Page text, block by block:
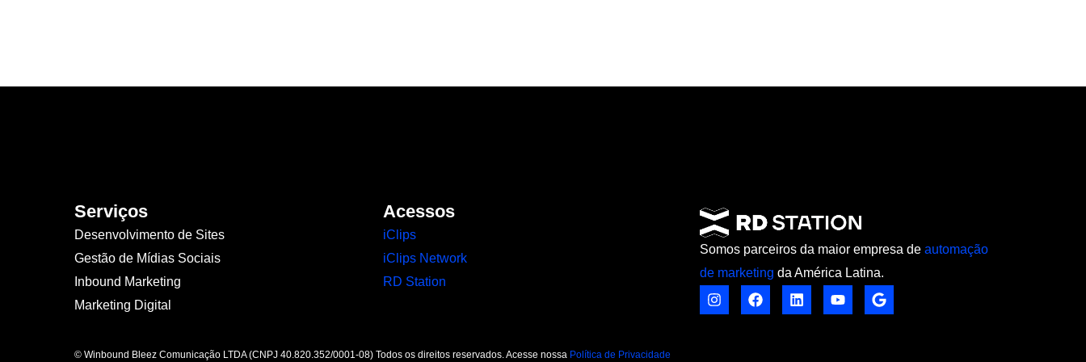
Serviços
Desenvolvimento de Sites
Gestão de Mídias Sociais
Inbound Marketing
Marketing Digital
Acessos
iClips
iClips Network
RD Station
Somos parceiros da maior empresa deautomação
de marketing da América Latina.
InstagramFacebookLinkedinYoutubeGoogle
© Winbound Bleez Comunicação LTDA (CNPJ 40.820.352/0001-08) Todos os direitos reservados. Acesse nossa Política de Privacidade